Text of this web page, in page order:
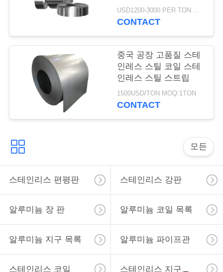
인
청
하
십
시
오
사
이
100mm 간격
USD1200-3000 PER TON MOQ:1TON
CONTACT
중국 공장 고품질 스테
인레스 스틸 코일 스테
인레스 스틸 스트립
1500USD/TON MOQ:1TON
CONTACT
모든
스테인리스 편평판 스테인리스 강판
알루미늄 장 판 알루미늄 코일 목록
알루미늄 지구 목록 알루미늄 파이프관
스테인리스 코일 스테인리스 지구